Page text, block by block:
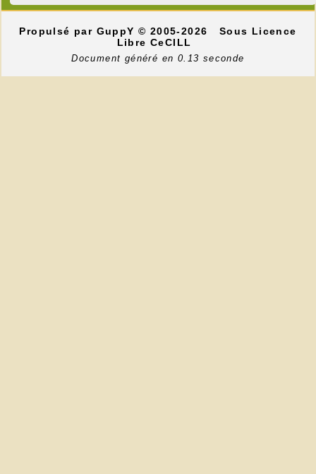
Propulsé par GuppY© 2005-2026
Sous Licence
Libre CeCILL
Document généré en 0.13 seconde